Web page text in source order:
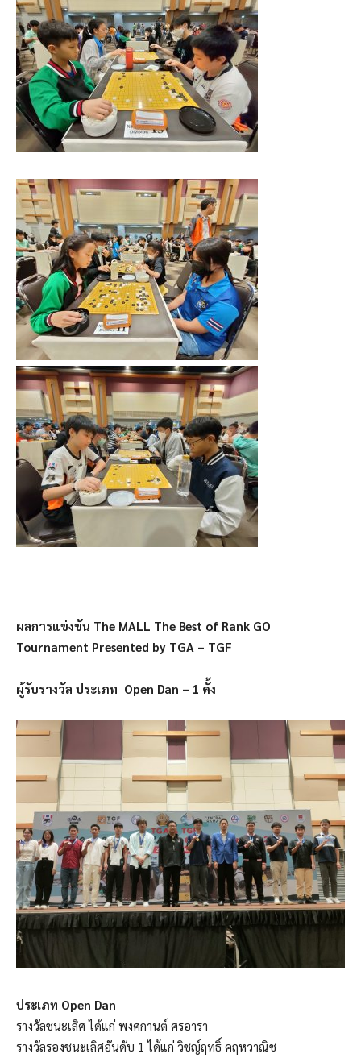
ผลการแข่งขัน The MALL The​ Best​ of Rank GO
Tournament Presented by TGA – TGF
ผู้รับรางวัล ประเภท Open Dan – 1 ดั้ง
ประเภท Open Dan
รางวัลชนะเลิศ ได้แก่ พงศกานต์ ศรอารา
รางวัลรองชนะเลิศอันดับ 1 ได้แก่ วิชญ์ฤทธิ์ คฤหวาณิช